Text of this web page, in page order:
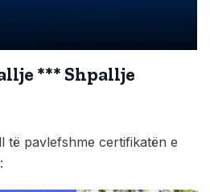
*** Shpallje
të pavlefshme certifikatën e